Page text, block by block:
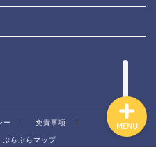
ー 免責事項
らぶらマップ
MENU
奈良